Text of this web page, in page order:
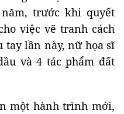
trước khi quyết
việc vẽ tranh cách
tay lần này, nữ họa sĩ
và 4 tác phẩm đất
một hành trình mới,